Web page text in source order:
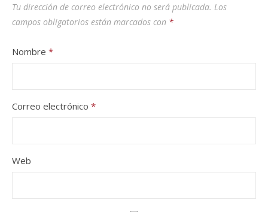
Tu dirección de correo electrónico no será publicada. Los
campos obligatorios están marcados con *
Nombre *
Correo electrónico *
Web